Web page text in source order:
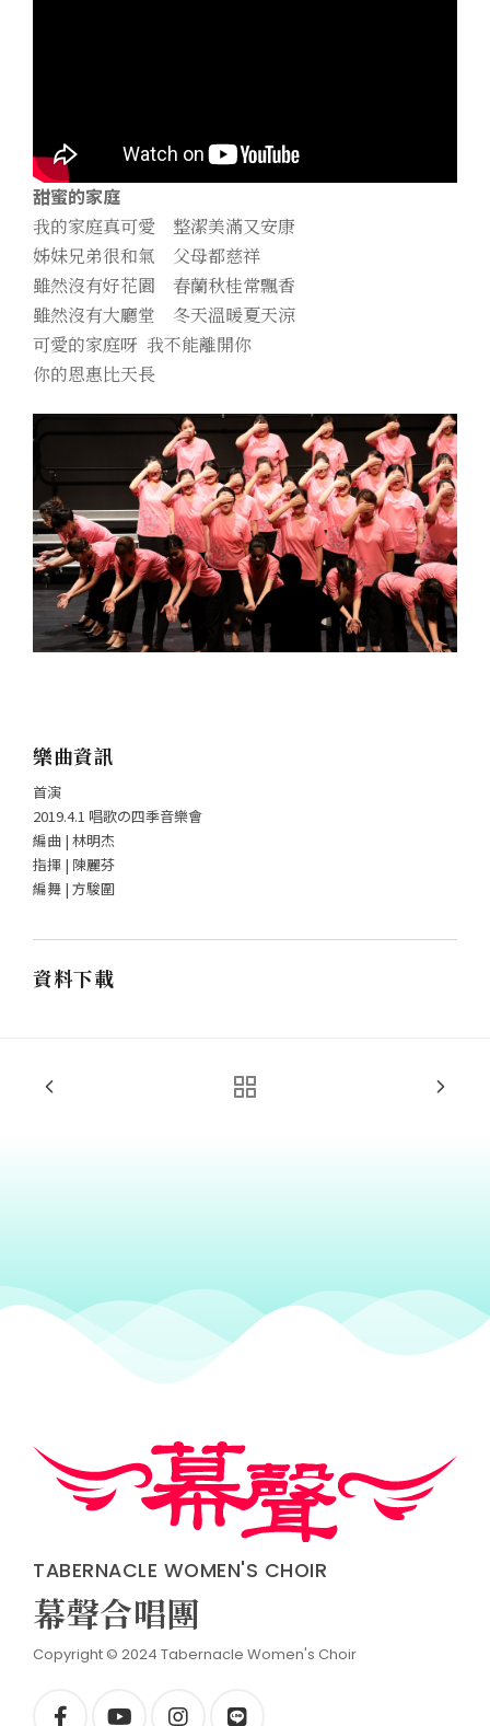
甜蜜的家庭
我的家庭真可愛 整潔美滿又安康
姊妹兄弟很和氣 父母都慈祥
雖然沒有好花園 春蘭秋桂常飄香
雖然沒有大廳堂 冬天溫暖夏天涼
可愛的家庭呀 我不能離開你
你的恩惠比天長
樂曲資訊
首演
2019.4.1 唱歌の四季音樂會
編曲 | 林明杰
指揮 | 陳麗芬
編舞 | 方駿圍
資料下載
TABERNACLE WOMEN'S CHOIR
幕聲合唱團
Copyright © 2024 Tabernacle Women's Choir